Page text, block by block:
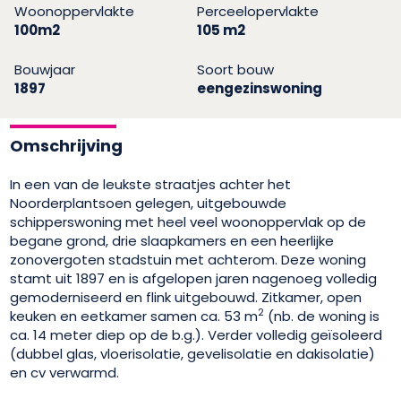
Woonoppervlakte
100m2
Perceelopervlakte
105 m2
Bouwjaar
1897
Soort bouw
eengezinswoning
Omschrijving
In een van de leukste straatjes achter het
Noorderplantsoen gelegen, uitgebouwde
schipperswoning met heel veel woonoppervlak op de
begane grond, drie slaapkamers en een heerlijke
zonovergoten stadstuin met achterom. Deze woning
stamt uit 1897 en is afgelopen jaren nagenoeg volledig
gemoderniseerd en flink uitgebouwd. Zitkamer, open
keuken en eetkamer samen ca. 53 m2 (nb. de woning is
ca. 14 meter diep op de b.g.). Verder volledig geïsoleerd
(dubbel glas, vloerisolatie, gevelisolatie en dakisolatie)
en cv verwarmd.